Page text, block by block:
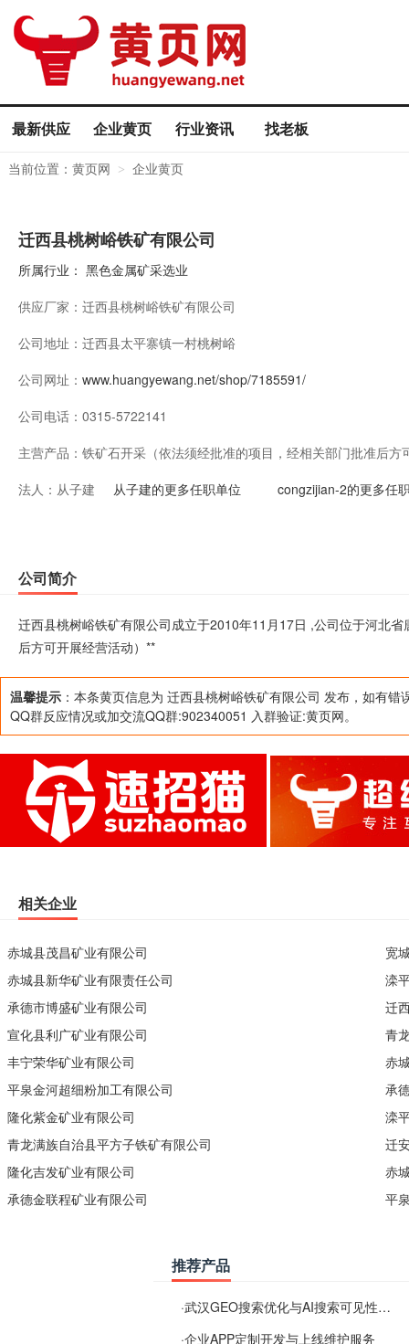
最新供应 企业黄页 行业资讯 找老板
当前位置： 黄页网 > 企业黄页
迁西县桃树峪铁矿有限公司
所属行业： 黑色金属矿采选业
供应厂家： 迁西县桃树峪铁矿有限公司
公司地址： 迁西县太平寨镇一村桃树峪
公司网址： www.huangyewang.net/shop/7185591/
公司电话： 0315-5722141
主营产品： 铁矿石开采（依法须经批准的项目，经相关部门批准后方
法人： 从子建 从子建的更多任职单位 congzijian-2的更多任
公司简介
迁西县桃树峪铁矿有限公司成立于2010年11月17日 ,公司位于河北
后方可开展经营活动）**
温馨提示 ：本条黄页信息为 迁西县桃树峪铁矿有限公司 发布，如有错
QQ群反应情况或加交流QQ群:902340051 入群验证:黄页网。
相关企业
赤城县茂昌矿业有限公司
赤城县新华矿业有限责任公司
承德市博盛矿业有限公司
宣化县利广矿业有限公司
丰宁荣华矿业有限公司
平泉金河超细粉加工有限公司
隆化紫金矿业有限公司
青龙满族自治县平方子铁矿有限公司
隆化吉发矿业有限公司
承德金联程矿业有限公司
宽
滦
迁
青
赤
承
滦
迁
赤
平
推荐产品
·武汉GEO搜索优化与AI搜索可见性服务
·企业APP定制开发与上线维护服务